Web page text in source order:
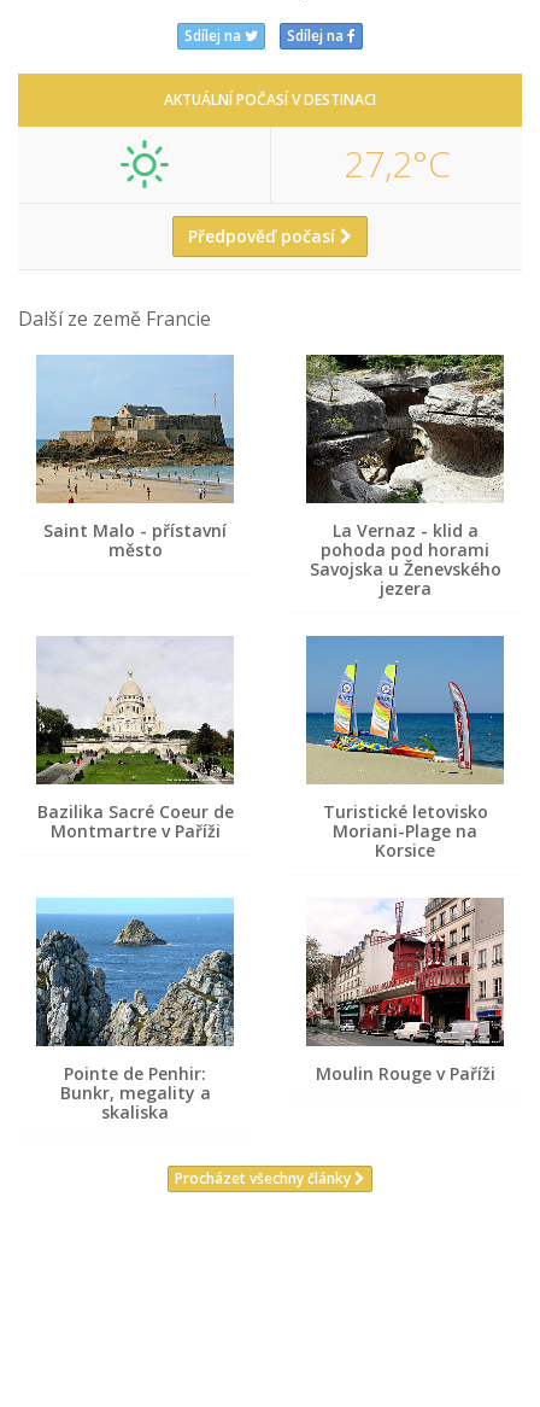
Sdílej na Sdílej na
AKTUÁLNÍ POČASÍ V DESTINACI
27,2°C
Předpověď počasí
Další ze země Francie
Saint Malo - přístavní
město
La Vernaz - klid a
pohoda pod horami
Savojska u Ženevského
jezera
Bazilika Sacré Coeur de
Montmartre v Paříži
Turistické letovisko
Moriani-Plage na
Korsice
Pointe de Penhir:
Bunkr, megality a
skaliska
Moulin Rouge v Paříži
Procházet všechny články